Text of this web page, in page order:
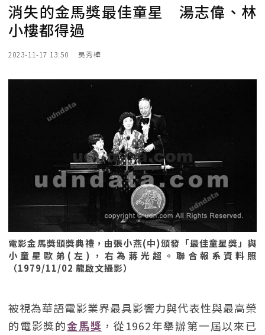
消失的金馬獎最佳童星 湯志偉、林
小樓都得過
2023-11-17 13:50 吳秀樺
電影金馬獎頒獎典禮，由張小燕(中)頒發「最佳童星獎」與
小童星歐弟(左)，右為蔣光超。聯合報系資料照
（1979/11/02 龍啟文攝影）
被視為華語電影業界最具影響力與代表性與最高榮
的電影獎的金馬獎 ，從1962年舉辦第一屆以來已